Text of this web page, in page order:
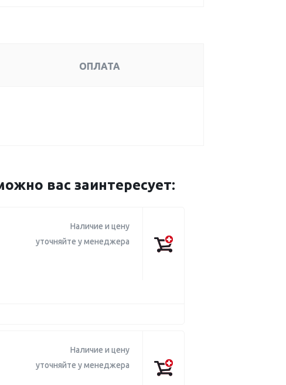
ОПЛАТА
вас заинтересует:
Наличие и цену
уточняйте у менеджера
Наличие и цену
уточняйте у менеджера